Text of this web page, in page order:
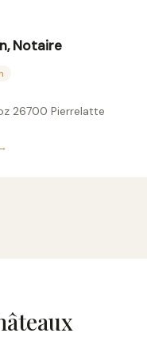
Notaire
26700 Pierrelatte